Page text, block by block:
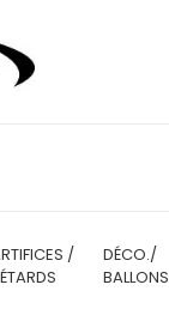
/
DÉCO./
BALLONS